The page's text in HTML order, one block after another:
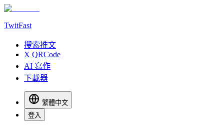
TwitFast
搜索推文
X QRCode
AI 寫作
下載器
繁體中文
登入